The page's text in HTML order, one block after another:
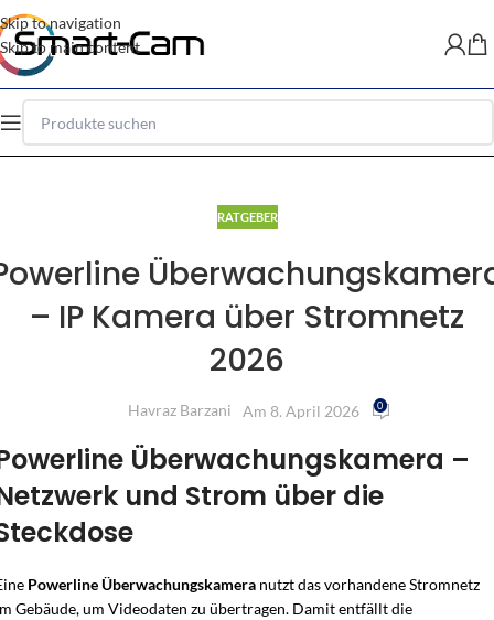
Skip to navigation
Skip to main content
RATGEBER
– IP Kamera über Stromnetz
2026
Havraz Barzani Am 8. April 2026 0
Überwachungskamera –
und Strom über die
Powerline Überwachungskamera nutzt das vorhandene Stromnetz
Gebäude, um Videodaten zu übertragen. Damit entfällt die